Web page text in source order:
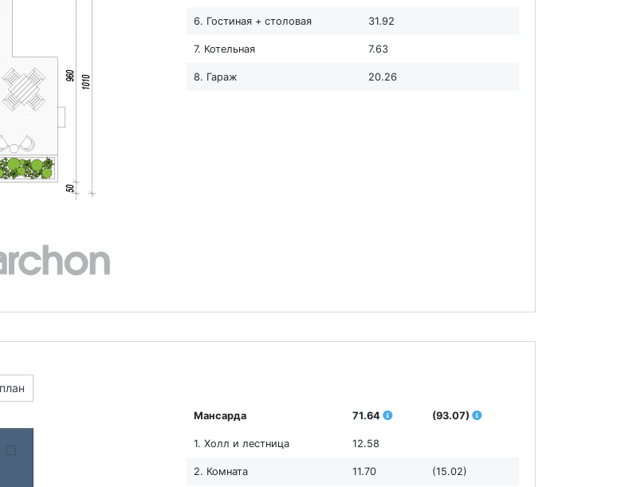
6. Гостиная + столовая 31.92
7. Котельная 7.63
8. Гараж 20.26
Мансарда 71.64 (93.07)
1. Холл и лестница 12.58
2. Комната 11.70 (15.02)